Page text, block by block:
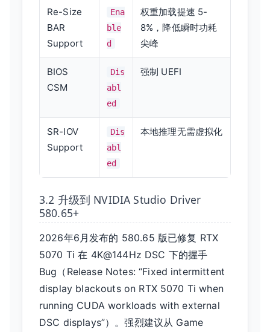
Re-Size
BAR
Support
Ena
ble
d
权重加载提速 5-
8%，降低瞬时功耗
尖峰
BIOS
CSM
Dis
abl
ed
强制 UEFI
SR-IOV
Support
Dis
abl
ed
本地推理无需虚拟化
3.2 升级到 NVIDIA Studio Driver
580.65+
2026年6月发布的 580.65 版已修复 RTX
5070 Ti 在 4K@144Hz DSC 下的握手
Bug（Release Notes: “Fixed intermittent
display blackouts on RTX 5070 Ti when
running CUDA workloads with external
DSC displays”）。强烈建议从 Game